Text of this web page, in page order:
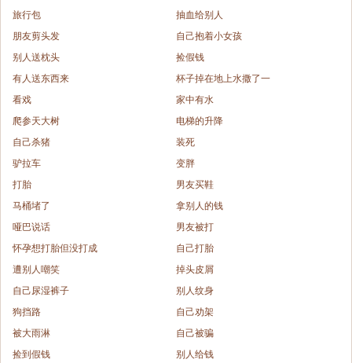
旅行包
抽血给别人
朋友剪头发
自己抱着小女孩
别人送枕头
捡假钱
有人送东西来
杯子掉在地上水撒了一
看戏
家中有水
爬参天大树
电梯的升降
自己杀猪
装死
驴拉车
变胖
打胎
男友买鞋
马桶堵了
拿别人的钱
哑巴说话
男友被打
怀孕想打胎但没打成
自己打胎
遭别人嘲笑
掉头皮屑
自己尿湿裤子
别人纹身
狗挡路
自己劝架
被大雨淋
自己被骗
捡到假钱
别人给钱